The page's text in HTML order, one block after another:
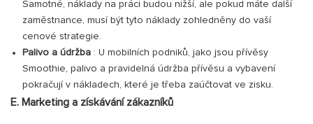
Samotné, náklady na práci budou nižší, ale pokud máte další
zaměstnance, musí být tyto náklady zohledněny do vaší
cenové strategie.
Palivo a údržba : U mobilních podniků, jako jsou přívěsy
Smoothie, palivo a pravidelná údržba přívěsu a vybavení
pokračují v nákladech, které je třeba zaúčtovat ve zisku.
E. Marketing a získávání zákazníků